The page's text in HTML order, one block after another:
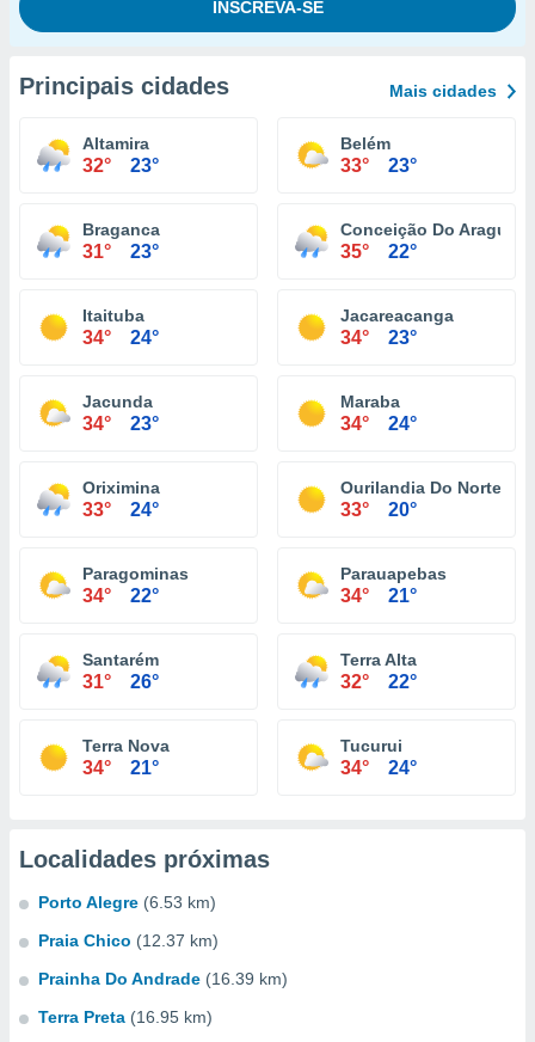
Principais cidades Mais cidades
Altamira
32° 23°
Belém
33° 23°
Braganca
31° 23°
Conceição Do Araguaia
35° 22°
Itaituba
34° 24°
Jacareacanga
34° 23°
Jacunda
34° 23°
Maraba
34° 24°
Oriximina
33° 24°
Ourilandia Do Norte
33° 20°
Paragominas
34° 22°
Parauapebas
34° 21°
Santarém
31° 26°
Terra Alta
32° 22°
Terra Nova
34° 21°
Tucurui
34° 24°
Localidades próximas
Porto Alegre (6.53 km)
Praia Chico (12.37 km)
Prainha Do Andrade (16.39 km)
Terra Preta (16.95 km)